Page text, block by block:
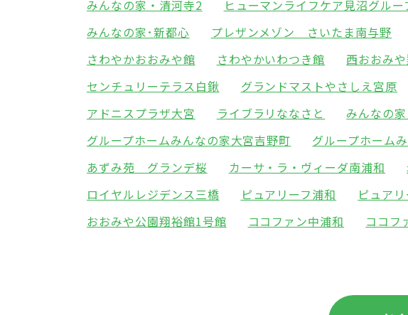
みんなの家・清河寺2
ヒューマンライフケア見沼グルー
みんなの家･新都心
プレザンメゾン さいたま南与野
さわやかおおみや館
さわやかいわつき館 西おおみ
センチュリーテラス白鍬
グランドマストやさしえ宮原
アドニスプラザ大宮
ライブラリななさと みんなの
グループホームみんなの家大宮吉野町
グループホーム
あずみ苑 グランデ桜
カーサ・ラ・ヴィーダ南浦和
ロイヤルレジデンス三橋
ピュアリーフ浦和 ピュア
おおみや公園翔裕館1号館
ココファン中浦和 ココフ